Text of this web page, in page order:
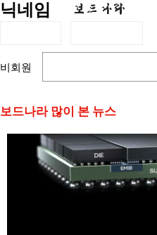
닉네임
비회원
보드나라 많이 본 뉴스